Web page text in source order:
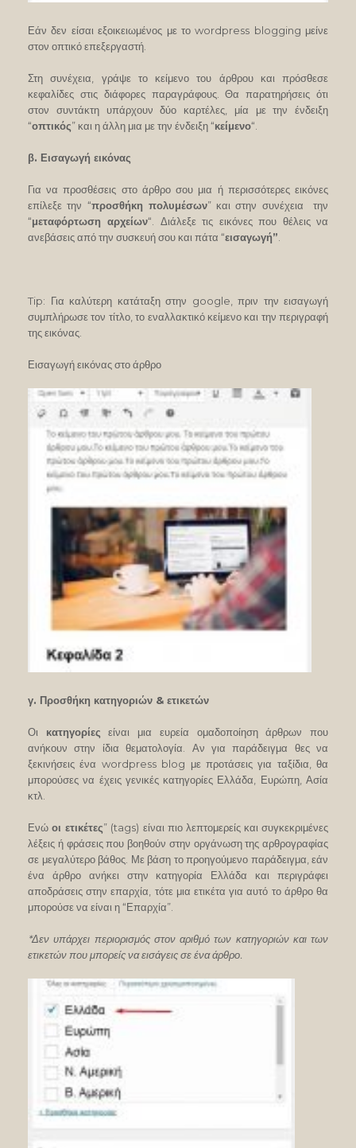
Εάν δεν είσαι εξοικειωμένος με το wordpress blogging μείνε
στον οπτικό επεξεργαστή.
Στη συνέχεια, γράψε το κείμενο του άρθρου και πρόσθεσε
κεφαλίδες στις διάφορες παραγράφους. Θα παρατηρήσεις ότι
στον συντάκτη υπάρχουν δύο καρτέλες, μία με την ένδειξη
“οπτικός” και η άλλη μια με την ένδειξη “κείμενο“.
β. Εισαγωγή εικόνας
Για να προσθέσεις στο άρθρο σου μια ή περισσότερες εικόνες
επίλεξε την “προσθήκη πολυμέσων” και στην συνέχεια την
“μεταφόρτωση αρχείων“. Διάλεξε τις εικόνες που θέλεις να
ανεβάσεις από την συσκευή σου και πάτα “εισαγωγή”.
Tip: Για καλύτερη κατάταξη στην google, πριν την εισαγωγή
συμπλήρωσε τον τίτλο, το εναλλακτικό κείμενο και την περιγραφή
της εικόνας.
Εισαγωγή εικόνας στο άρθρο
γ. Προσθήκη κατηγοριών & ετικετών
Οι κατηγορίες είναι μια ευρεία ομαδοποίηση άρθρων που
ανήκουν στην ίδια θεματολογία. Αν για παράδειγμα θες να
ξεκινήσεις ένα wordpress blog με προτάσεις για ταξίδια, θα
μπορούσες να έχεις γενικές κατηγορίες Ελλάδα, Ευρώπη, Ασία
κτλ.
Ενώοι ετικέτες” (tags) είναι πιο λεπτομερείς και συγκεκριμένες
λέξεις ή φράσεις που βοηθούν στην οργάνωση της αρθρογραφίας
σε μεγαλύτερο βάθος. Με βάση το προηγούμενο παράδειγμα, εάν
ένα άρθρο ανήκει στην κατηγορία Ελλάδα και περιγράφει
αποδράσεις στην επαρχία, τότε μια ετικέτα για αυτό το άρθρο θα
μπορούσε να είναι η “Επαρχία”.
*Δεν υπάρχει περιορισμός στον αριθμό των κατηγοριών και των
ετικετών που μπορείς να εισάγεις σε ένα άρθρο.